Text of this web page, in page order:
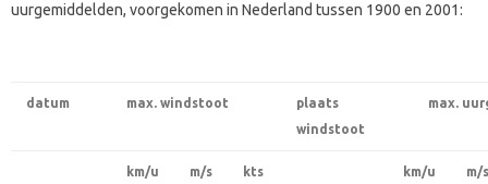
uurgemiddelden, voorgekomen in Nederland tussen 1900 en 2001:
datum max. windstoot
plaats
windstoot
max.
km/u m/s kts km/u m/s